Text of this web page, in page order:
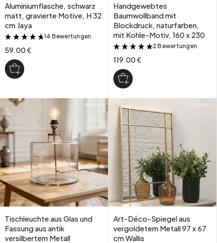
Aluminiumflasche, schwarz
matt, gravierte Motive, H 32
cm Jaya
&
14 Bewertungen
59.00 €
Handgewebtes
Baumwollband mit
Blockdruck, naturfarben,
mit Kohle-Motiv, 160 x 230
&
2 Bewertungen
119.00 €
Tischleuchte aus Glas und
Fassung aus antik
versilbertem Metall
Art-Déco-Spiegel aus
vergoldetem Metall 97 x 67
cm Wallis